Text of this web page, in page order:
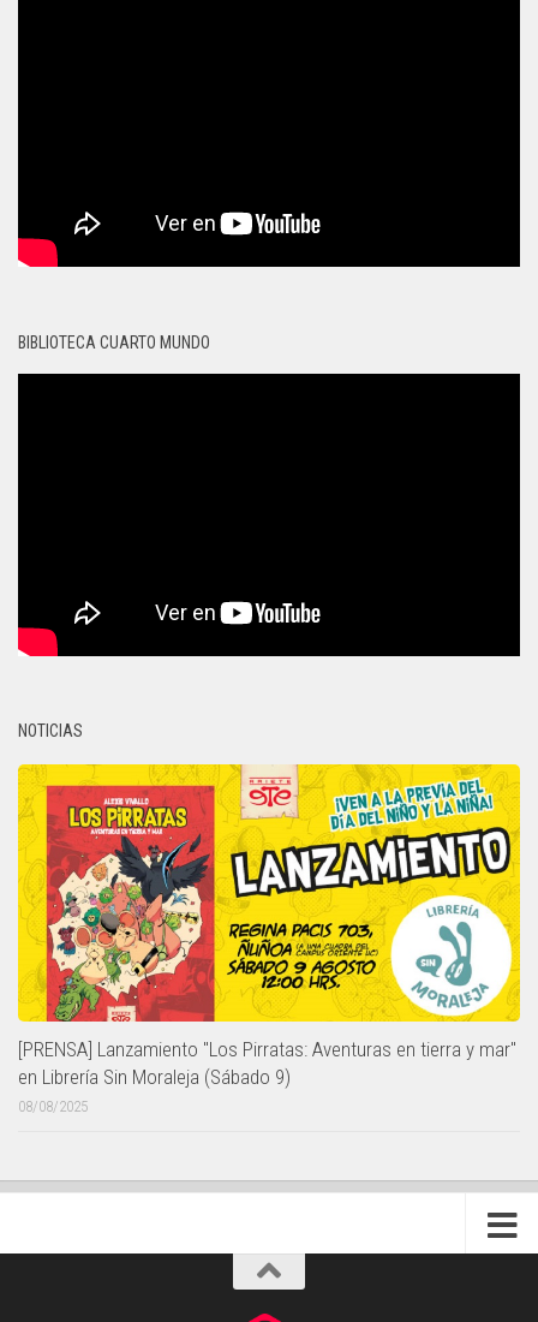
BIBLIOTECA CUARTO MUNDO
NOTICIAS
[PRENSA] Lanzamiento "Los Pirratas: Aventuras en tierra y mar"
en Librería Sin Moraleja (Sábado 9)
08/08/2025